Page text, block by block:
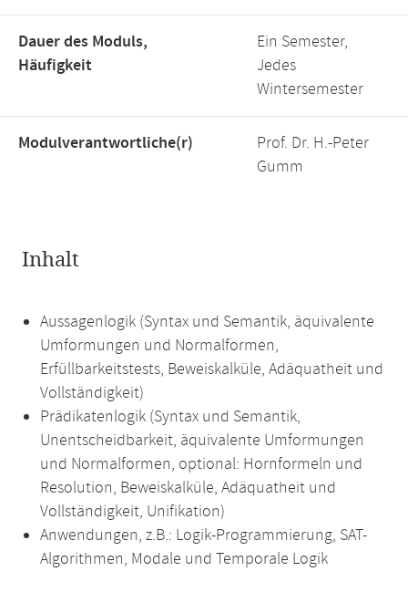
Dauer des Moduls,
Häufigkeit
Ein Semester,
Jedes
Wintersemester
Modulverantwortliche(r)
Prof. Dr. H.-Peter
Gumm
Inhalt
Aussagenlogik (Syntax und Semantik, äquivalente
Umformungen und Normalformen,
Erfüllbarkeitstests, Beweiskalküle, Adäquatheit und
Vollständigkeit)
Prädikatenlogik (Syntax und Semantik,
Unentscheidbarkeit, äquivalente Umformungen
und Normalformen, optional: Hornformeln und
Resolution, Beweiskalküle, Adäquatheit und
Vollständigkeit, Unifikation)
Anwendungen, z.B.: Logik-Programmierung, SAT-
Algorithmen, Modale und Temporale Logik